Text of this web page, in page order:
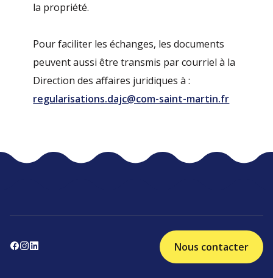
la propriété.
Pour faciliter les échanges, les documents
peuvent aussi être transmis par courriel à la
Direction des affaires juridiques à :
regularisations.dajc@com-saint-martin.fr
Nous contacter